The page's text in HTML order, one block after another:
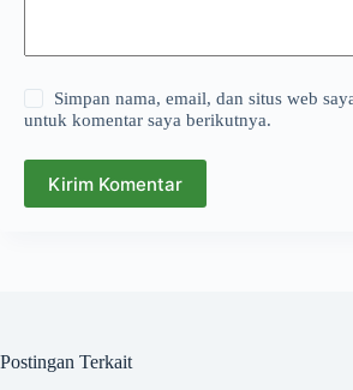
Simpan nama, email, dan situs web
untuk komentar saya berikutnya.
Kirim Komentar
Postingan Terkait